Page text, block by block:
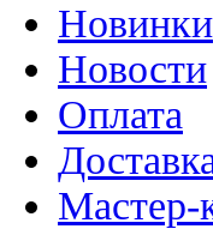
Новинки
Новости
Оплата
Мастер-